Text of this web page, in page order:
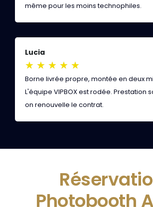
même pour les moins technophiles.
Lucia
★ ★ ★ ★ ★
Borne livrée propre, montée en deux
L'équipe VIPBOX est rodée. Prestation
on renouvelle le contrat.
Photobooth